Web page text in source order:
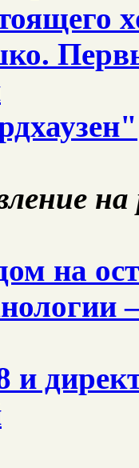
на
на
и